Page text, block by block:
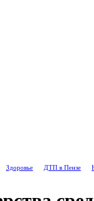
Здоровье ДТП в Пензе